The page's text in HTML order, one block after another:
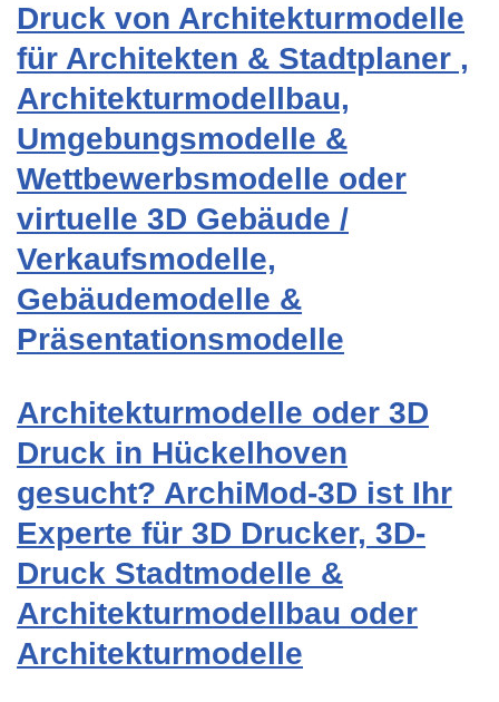
Druck von Architekturmodelle
für Architekten & Stadtplaner ,
Architekturmodellbau,
Umgebungsmodelle &
Wettbewerbsmodelle oder
virtuelle 3D Gebäude /
Verkaufsmodelle,
Gebäudemodelle &
Präsentationsmodelle
Architekturmodelle oder 3D
Druck in Hückelhoven
gesucht? ArchiMod-3D ist Ihr
Experte für 3D Drucker, 3D-
Druck Stadtmodelle &
Architekturmodellbau oder
Architekturmodelle